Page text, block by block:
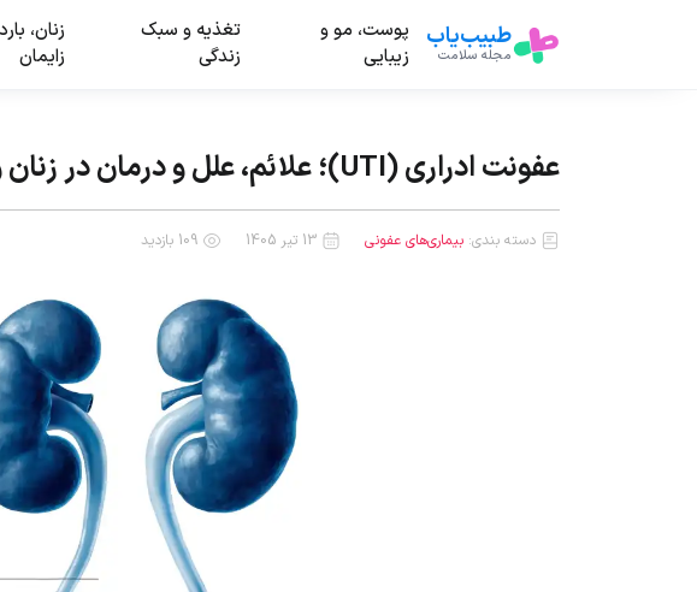
طبیب‌یاب
مجله سلامت
پوست، مو و
زیبایی
تغذیه و سبک
زندگی
زنان،
زایمان
عفونت ادراری (UTI)؛ علائم، علل و درمان در زنان و مردان
دسته بندی: بیماری‌های عفونی